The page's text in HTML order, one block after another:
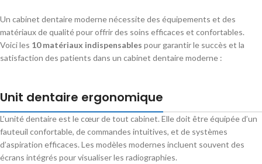
Un cabinet dentaire moderne nécessite des équipements et des
matériaux de qualité pour offrir des soins efficaces et confortables.
Voici les 10 matériaux indispensables pour garantir le succès et la
satisfaction des patients dans un cabinet dentaire moderne :
Unit dentaire ergonomique
L’unité dentaire est le cœur de tout cabinet. Elle doit être équipée d’un
fauteuil confortable, de commandes intuitives, et de systèmes
d’aspiration efficaces. Les modèles modernes incluent souvent des
écrans intégrés pour visualiser les radiographies.